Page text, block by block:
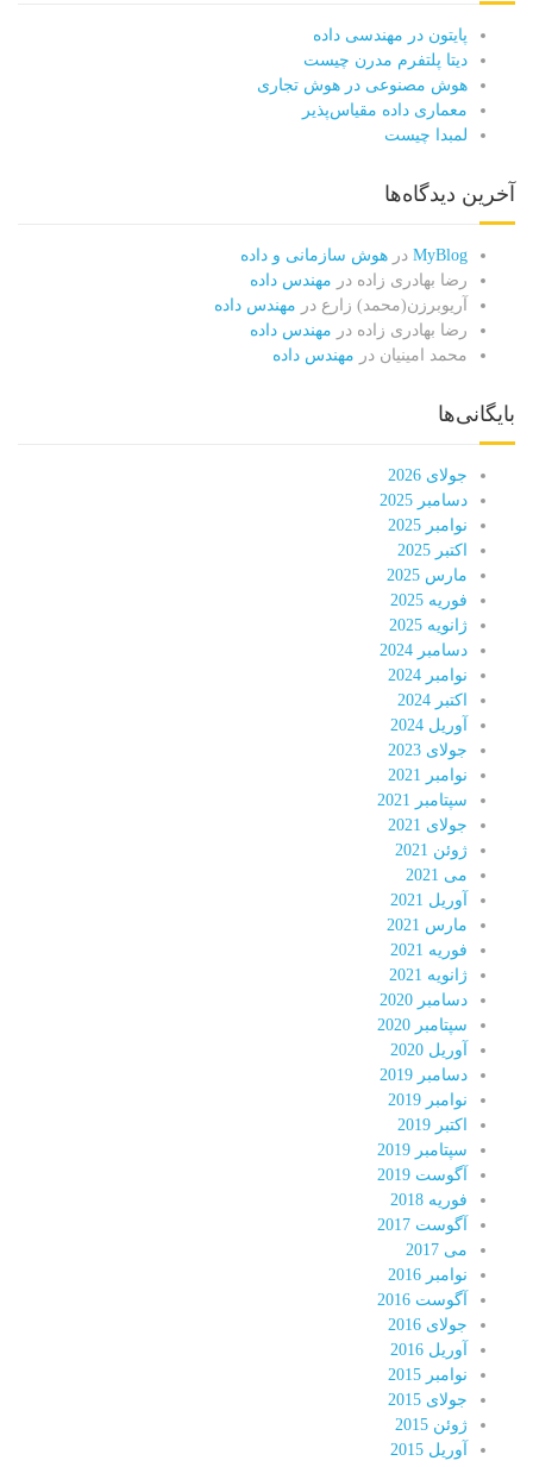
پایتون در مهندسی داده
دیتا پلتفرم مدرن چیست
هوش مصنوعی در هوش تجاری
معماری داده مقیاس‌پذیر
لمبدا چیست
آخرین دیدگاه‌ها
MyBlog در هوش سازمانی و داده
رضا بهادری زاده در مهندس داده
آریوبرزن(محمد) زارع در مهندس داده
رضا بهادری زاده در مهندس داده
محمد امینیان در مهندس داده
بایگانی‌ها
جولای 2026
دسامبر 2025
نوامبر 2025
اکتبر 2025
مارس 2025
فوریه 2025
ژانویه 2025
دسامبر 2024
نوامبر 2024
اکتبر 2024
آوریل 2024
جولای 2023
نوامبر 2021
سپتامبر 2021
جولای 2021
ژوئن 2021
می 2021
آوریل 2021
مارس 2021
فوریه 2021
ژانویه 2021
دسامبر 2020
سپتامبر 2020
آوریل 2020
دسامبر 2019
نوامبر 2019
اکتبر 2019
سپتامبر 2019
آگوست 2019
فوریه 2018
آگوست 2017
می 2017
نوامبر 2016
آگوست 2016
جولای 2016
آوریل 2016
نوامبر 2015
جولای 2015
ژوئن 2015
آوریل 2015